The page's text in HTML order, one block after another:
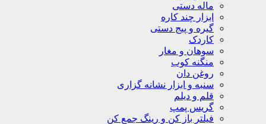
ماله دستی
ابزار چند کاره
گیره و پیج دستی
کاردک
سوهان و مغار
منگنه کوب
روغن دان
سنبه و ابزار نشانه گزاری
قلم و دیلم
گریس پمپ
فیلتر باز کن و رینگ جمع کن